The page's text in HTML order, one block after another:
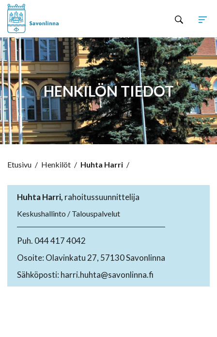
HENKILÖN TIEDOT
Etusivu / Henkilöt / Huhta Harri /
Huhta Harri, rahoitussuunnittelija
Keskushallinto / Talouspalvelut
Puh. 044 417 4042
Osoite: Olavinkatu 27, 57130 Savonlinna
Sähköposti: harri.huhta@savonlinna.fi